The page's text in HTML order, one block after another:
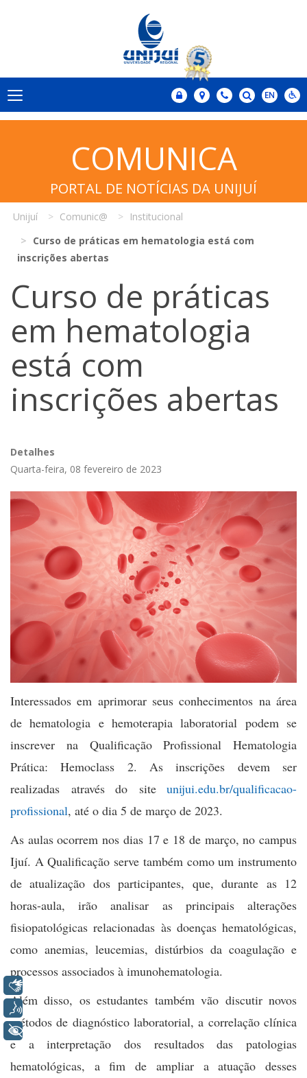
COMUNICA
PORTAL DE NOTÍCIAS DA UNIJUÍ
Unijuí Comunic@
Institucional
Curso de práticas em hematologia está com
inscrições abertas
Curso de práticas
em hematologia
está com
inscrições abertas
Detalhes
Quarta-feira, 08 fevereiro de 2023
Interessados em aprimorar seus conhecimentos na área
de hematologia e hemoterapia laboratorial podem se
inscrever na Qualificação Profissional Hematologia
Prática: Hemoclass 2. As inscrições devem ser
realizadas através do site unijui.edu.br/qualificacao-
profissional, até o dia 5 de março de 2023.
As aulas ocorrem nos dias 17 e 18 de março, no campus
Ijuí. A Qualificação serve também como um instrumento
de atualização dos participantes, que, durante as 12
horas-aula, irão analisar as principais alterações
fisiopatológicas relacionadas às doenças hematológicas,
como anemias, leucemias, distúrbios da coagulação e
processos associados à imunohematologia.
Além disso, os estudantes também vão discutir novos
métodos de diagnóstico laboratorial, a correlação clínica
e a interpretação dos resultados das patologias
hematológicas, a fim de ampliar a atuação desses
Voz
+ Acessibilidade